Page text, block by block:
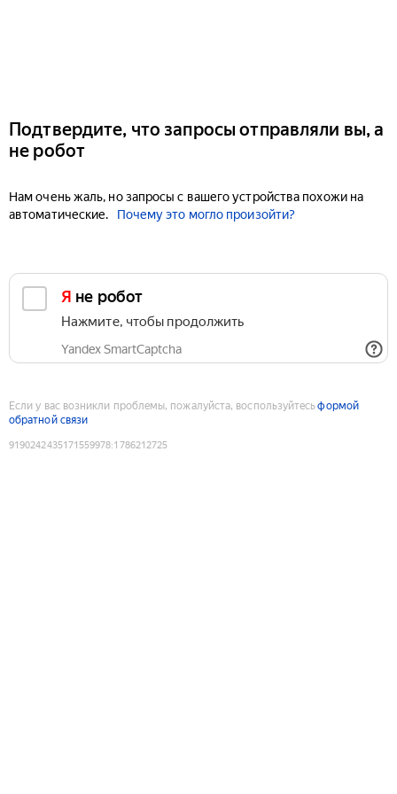
Подтвердите, что запросы отправляли вы, а
не робот
Нам очень жаль, но запросы с вашего устройства похожи на
автоматические.
Почему это могло произойти?
Я не робот
Нажмите, чтобы продолжить
Yandex SmartCaptcha
Если у вас возникли проблемы, пожалуйста, воспользуйтесьформой
обратной связи
9190242435171559978:1786212725